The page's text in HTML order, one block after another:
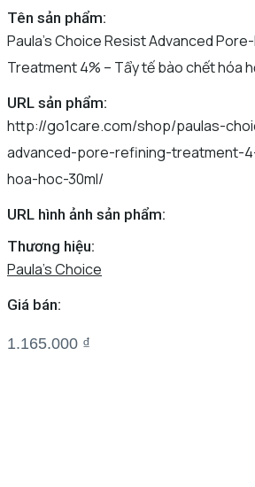
Tên sản phẩm:
Paula’s Choice Resist Advanced
Treatment 4% – Tẩy tế bào chết hóa
URL sản phẩm:
http://go1care.com/shop/paulas-
advanced-pore-refining-treatment-
hoa-hoc-30ml/
URL hình ảnh sản phẩm:
Thương hiệu:
Paula’s Choice
Giá bán:
1.165.000 ₫